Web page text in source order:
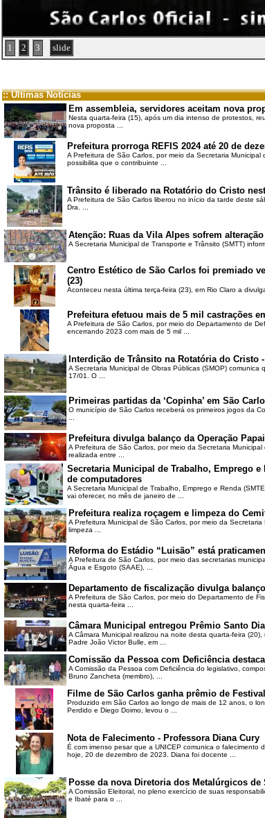
1 2 3 slide
:: Últimas Notícias
Em assembleia, servidores aceitam nova
Nesta quarta-feira (15), após um dia intenso de protestos,
nova proposta ...
Prefeitura prorroga REFIS 2024 até 20 de
A Prefeitura de São Carlos, por meio da Secretaria
possibilita que o contribuinte ...
Trânsito é liberado na Rotatório do Cristo
A Prefeitura de São Carlos liberou no início da tarde deste
Dra. ...
Atenção: Ruas da Vila Alpes sofrem
A Secretaria Municipal de Transporte e Trânsito (SMTT)
Centro Estético de São Carlos foi premiado
(23)
Aconteceu nesta última terça-feira (23), em Rio Claro a
Prefeitura efetuou mais de 5 mil castrações
A Prefeitura de São Carlos, por meio do Departamento de
encerrando 2023 com mais de 5 mil ...
Interdição de Trânsito na Rotatória do Cristo
A Secretaria Municipal de Obras Públicas (SMOP)
17/01. O ...
Primeiras partidas da ‘Copinha’ em São
O município de São Carlos receberá os primeiros jogos da
Prefeitura divulga balanço da Operação
A Prefeitura de São Carlos, por meio da Secretaria
realizada entre ...
Secretaria Municipal de Trabalho, Emprego
de computadores
A Secretaria Municipal de Trabalho, Emprego e Renda
vai oferecer, no mês de janeiro de ...
Prefeitura realiza roçagem e limpeza do
A Prefeitura Municipal de São Carlos, por meio da
limpeza ...
Reforma do Estádio “Luisão” está
A Prefeitura de São Carlos, por meio das secretarias
Água e Esgoto (SAAE), ...
Departamento de fiscalização divulga
A Prefeitura de São Carlos, por meio do Departamento de
nesta quarta-feira ...
Câmara Municipal entregou Prêmio Santo
A Câmara Municipal realizou na noite desta quarta-feira
Padre João Victor Bulle, em ...
Comissão da Pessoa com Deficiência
A Comissão da Pessoa com Deficiência do legislativo,
Bruno Zancheta (membro), ...
Filme de São Carlos ganha prêmio de
Produzido em São Carlos ao longo de mais de 12 anos, o
Perdido e Diego Doimo, levou o ...
Nota de Falecimento - Professora Diana Cury
É com imenso pesar que a UNICEP comunica o
hoje, 20 de dezembro de 2023. Diana foi docente ...
Posse da nova Diretoria dos Metalúrgicos de
A Comissão Eleitoral, no pleno exercício de suas
e Ibaté para o ...